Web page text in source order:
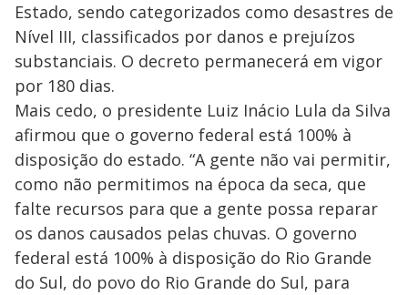
Estado, sendo categorizados como desastres de
Nível III, classificados por danos e prejuízos
substanciais. O decreto permanecerá em vigor
por 180 dias.
Mais cedo, o presidente Luiz Inácio Lula da Silva
afirmou que o governo federal está 100% à
disposição do estado. “A gente não vai permitir,
como não permitimos na época da seca, que
falte recursos para que a gente possa reparar
os danos causados pelas chuvas. O governo
federal está 100% à disposição do Rio Grande
do Sul, do povo do Rio Grande do Sul, para